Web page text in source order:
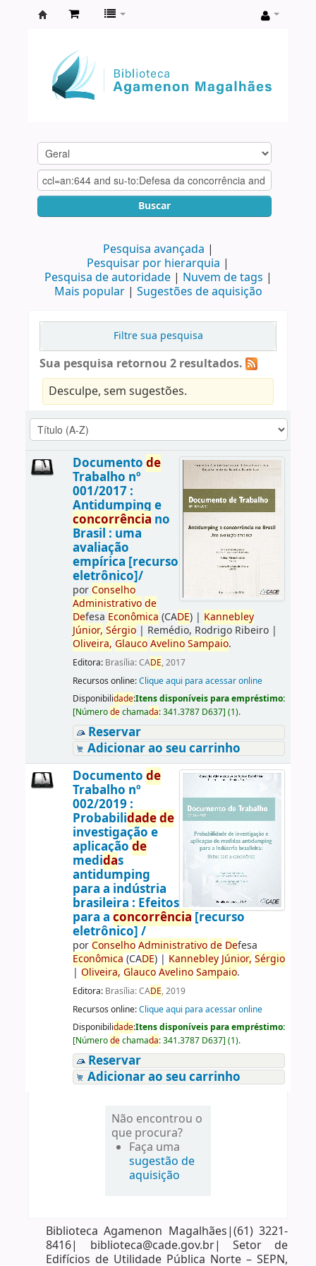
Agamenon
Magalhães
Buscar
Pesquisa avançada
Pesquisar por hierarquia
Pesquisa de autoridade
Nuvem de tags
Mais popular
Sugestões de aquisição
Filtre sua pesquisa
Sua pesquisa retornou 2 resultados.
Desculpe, sem sugestões.
Documento de
Trabalho nº
001/2017 :
Antidumping e
concorrência no
Brasil : uma
avaliação
empírica [recurso
eletrônico]/
porConselho
Administrativo de
Defesa Econômica (CADE)| Kannebley
Júnior, Sérgio| Remédio, Rodrigo Ribeiro|
Oliveira, Glauco Avelino Sampaio.
Editora: Brasília: CADE, 2017
Recursos online:Clique aqui para acessar online
Disponibilidade:Itens disponíveis para empréstimo:
[Númerodechamada:341.3787 D637] (1).
Reservar
Adicionar ao seu carrinho
Documento de
Trabalho nº
002/2019 :
Probabilidadede
investigação e
aplicação de
medidas
antidumping
para a indústria
brasileira : Efeitos
para a concorrência [recurso
eletrônico] /
porConselho Administrativo de Defesa
Econômica (CADE)| Kannebley Júnior, Sérgio
| Oliveira, Glauco Avelino Sampaio.
Editora: Brasília: CADE, 2019
Recursos online:Clique aqui para acessar online
Disponibilidade:Itens disponíveis para empréstimo:
[Númerodechamada:341.3787 D637] (1).
Reservar
Adicionar ao seu carrinho
Não encontrou o
que procura?
Faça uma
sugestão de
aquisição
Biblioteca Agamenon Magalhães|(61) 3221-
8416| biblioteca@cade.gov.br| Setor de
Edifícios de Utilidade Pública Norte – SEPN,